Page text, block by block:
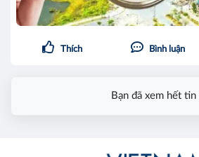
Thích Bình luận
Bạn đã xem hết tin